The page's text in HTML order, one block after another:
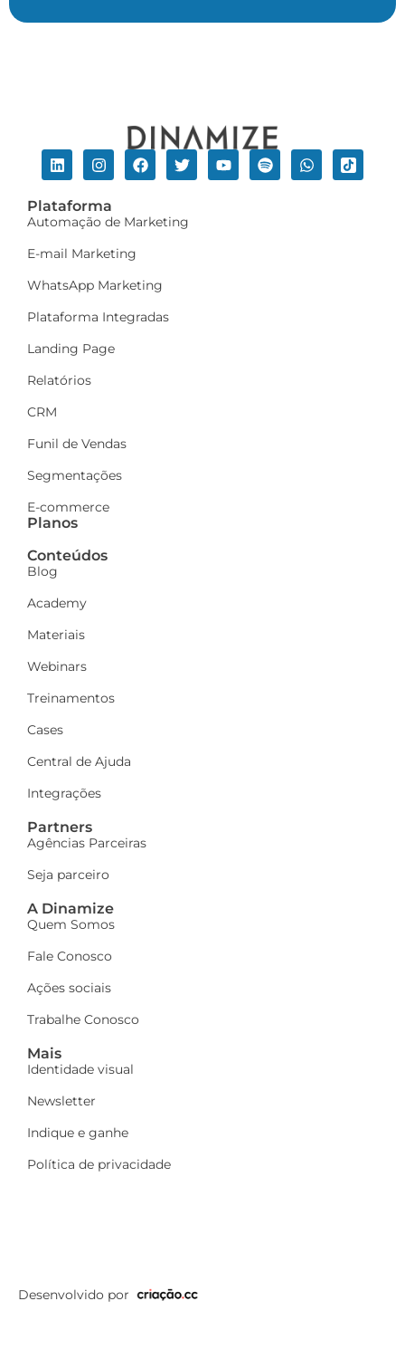
Plataforma
Automação de Marketing
E-mail Marketing
WhatsApp Marketing
Plataforma Integradas
Landing Page
Relatórios
CRM
Funil de Vendas
Segmentações
E-commerce
Planos
Conteúdos
Blog
Academy
Materiais
Webinars
Treinamentos
Cases
Central de Ajuda
Integrações
Partners
Agências Parceiras
Seja parceiro
A Dinamize
Quem Somos
Fale Conosco
Ações sociais
Trabalhe Conosco
Mais
Identidade visual
Newsletter
Indique e ganhe
Política de privacidade
Desenvolvido por